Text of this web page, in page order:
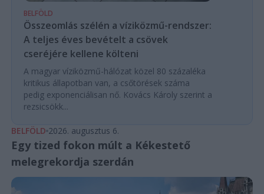
BELFÖLD
Összeomlás szélén a víziközmű-rendszer:
A teljes éves bevételt a csövek
cseréjére kellene költeni
A magyar víziközmű-hálózat közel 80 százaléka
kritikus állapotban van, a csőtörések száma
pedig exponenciálisan nő. Kovács Károly szerint a
rezsicsökk...
BELFÖLD 2026. augusztus 6.
Egy tized fokon múlt a Kékestető
melegrekordja szerdán